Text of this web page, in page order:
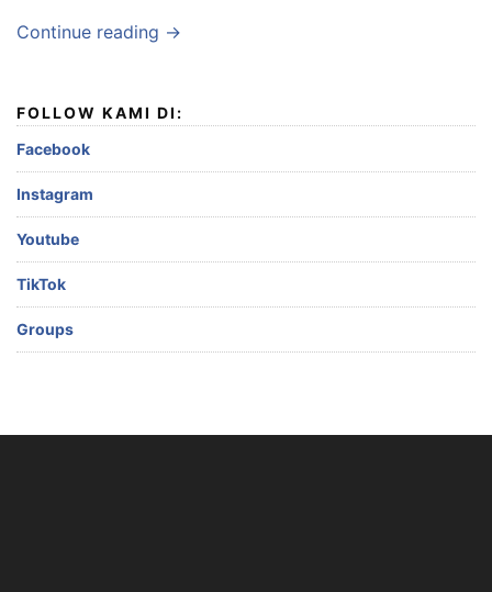
Continue reading →
FOLLOW KAMI DI:
Facebook
Instagram
Youtube
TikTok
Groups